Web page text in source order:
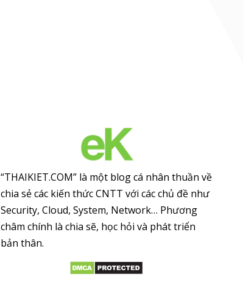
“THAIKIET.COM” là một blog cá nhân thuần về
chia sẻ các kiến thức CNTT với các chủ đề như
Security, Cloud, System, Network… Phương
châm chính là chia sẽ, học hỏi và phát triển
bản thân.